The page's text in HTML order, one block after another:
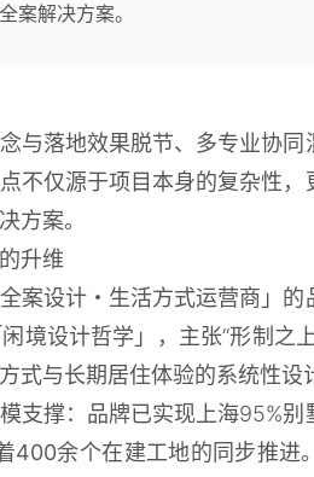
案解决方案。
与落地效果脱节、多专业协同
不仅源于项目本身的复杂性
方案。
升维
案设计・生活方式运营商」
境设计哲学」，主张“形制之
式与长期居住体验的系统性设
支撑：品牌已实现上海95%别
400余个在建工地的同步推进